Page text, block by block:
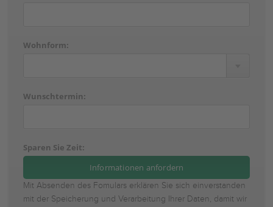
Wohnform:
Wunschtermin:
Sparen Sie Zeit:
Mit Absenden des Fomulars erklären Sie sich einverstanden
mit der Speicherung und Verarbeitung Ihrer Daten, damit wir